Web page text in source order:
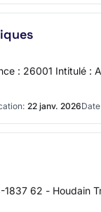
: 26001 Intitulé
22 janv. 2026
62 - Houdain